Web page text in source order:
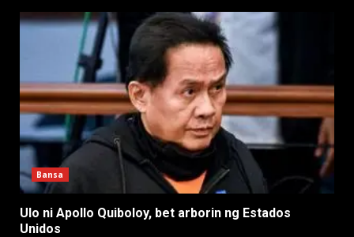
Bansa
Ulo ni Apollo Quiboloy, bet arborin ng Estados
Unidos